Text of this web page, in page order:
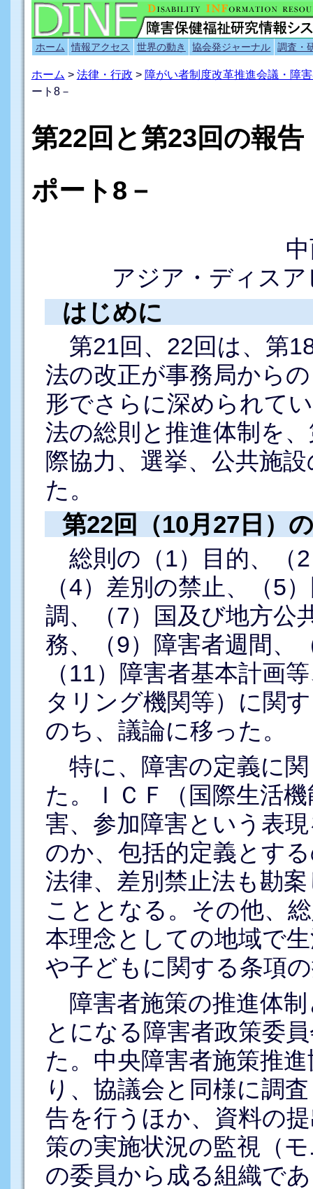
ホーム 情報アクセス 世界の動き 協会発ジャーナル 調査・
ホーム > 法律・行政 > 障がい者制度改革推進会議・障
ート8－
第22回と第23回の報
ポート8－
アジア・ディス
はじめに
第21回、22回は、第
法の改正が事務局から
形でさらに深められて
法の総則と推進体制を
際協力、選挙、公共施
た。
第22回（10月27日）
総則の（1）目的、（
（4）差別の禁止、（5
調、（7）国及び地方公
務、（9）障害者週間、
（11）障害者基本計画
タリング機関等）に関
のち、議論に移った。
特に、障害の定義に
た。ＩＣＦ（国際生活
害、参加障害という表
のか、包括的定義とす
法律、差別禁止法も勘
こととなる。その他、
本理念としての地域で
や子どもに関する条項
障害者施策の推進体
とになる障害者政策委
た。中央障害者施策推
り、協議会と同様に調
告を行うほか、資料の
策の実施状況の監視（
の委員から成る組織で